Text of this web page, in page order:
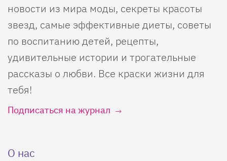
новости из мира моды, секреты красоты
звезд, самые эффективные диеты, советы
по воспитанию детей, рецепты,
удивительные истории и трогательные
рассказы о любви. Все краски жизни для
тебя!
Подписаться на журнал
О нас